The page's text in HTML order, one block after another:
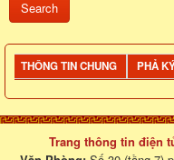
THÔNG TIN CHUNG PHẢ
Trang thông tin điện